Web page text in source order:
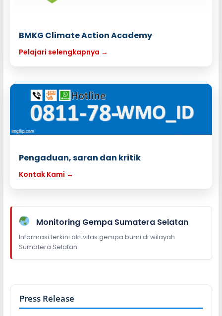
BMKG Climate Action Academy
Pelajari selengkapnya →
Pengaduan, saran dan kritik
Kontak Kami →
Monitoring Gempa Sumatera Selatan
Informasi terkini aktivitas gempa bumi di wilayah
Sumatera Selatan.
Press Release